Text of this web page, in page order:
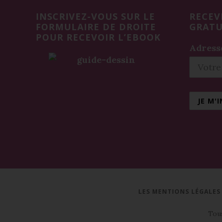
INSCRIVEZ-VOUS SUR LE
FORMULAIRE DE DROITE
POUR RECEVOIR L’EBOOK
LES MENTIONS LÉGALES